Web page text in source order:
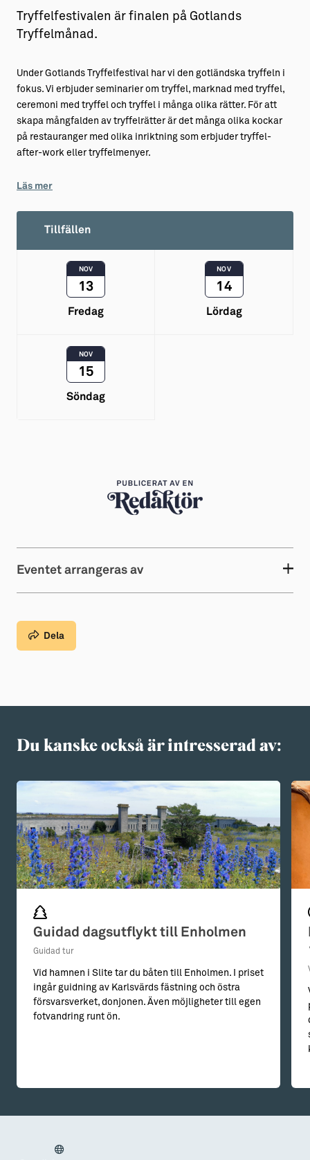
Tryffelfestivalen är finalen på Gotlands
Tryffelmånad.
Under Gotlands Tryffelfestival har vi den gotländska tryffeln i
fokus. Vi erbjuder seminarier om tryffel, marknad med tryffel,
ceremoni med tryffel och tryffel i många olika rätter. För att
skapa mångfalden av tryffelrätter är det många olika kockar
på restauranger med olika inriktning som erbjuder tryffel-
after-work eller tryffelmenyer.
Läs mer
Tillfällen
NOV
13
Fredag
NOV
14
Lördag
NOV
15
Söndag
Eventet arrangeras av
Dela
Du kanske också är intresserad av:
Guidad dagsutflykt till Enholmen
Guidad tur
Vid hamnen i Slite tar du båten till Enholmen. I priset
ingår guidning av Karlsvärds fästning och östra
försvarsverket, donjonen. Även möjligheter till egen
fotvandring runt ön.